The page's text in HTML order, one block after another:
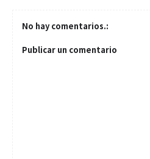
No hay comentarios.:
Publicar un comentario